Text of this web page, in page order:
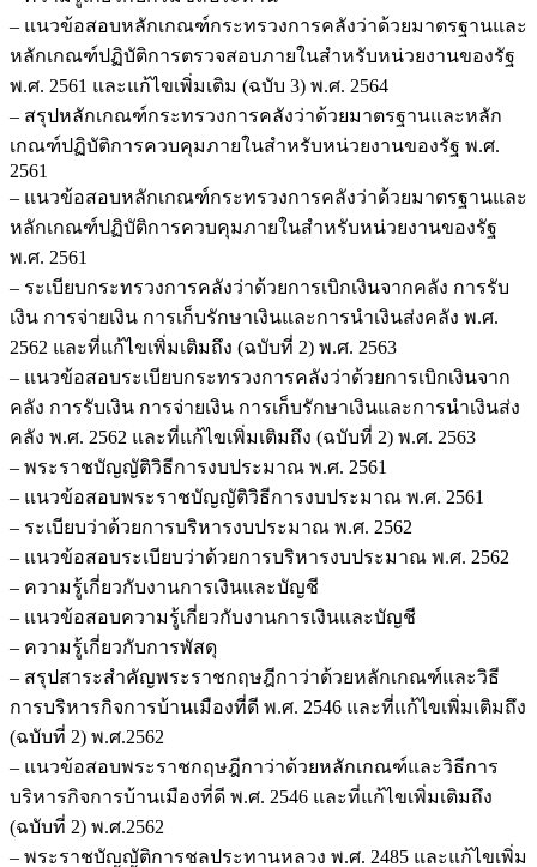
– แนวข้อสอบหลักเกณฑ์กระทรวงการคลังว่าด้วยมาตรฐานและ
หลักเกณฑ์ปฏิบัติการตรวจสอบภายในสำหรับหน่วยงานของรัฐ
พ.ศ. 2561 และแก้ไขเพิ่มเติม (ฉบับ 3) พ.ศ. 2564
– สรุปหลักเกณฑ์กระทรวงการคลังว่าด้วยมาตรฐานและหลัก
เกณฑ์ปฏิบัติการควบคุมภายในสำหรับหน่วยงานของรัฐ พ.ศ.
2561
– แนวข้อสอบหลักเกณฑ์กระทรวงการคลังว่าด้วยมาตรฐานและ
หลักเกณฑ์ปฏิบัติการควบคุมภายในสำหรับหน่วยงานของรัฐ
พ.ศ. 2561
– ระเบียบกระทรวงการคลังว่าด้วยการเบิกเงินจากคลัง การรับ
เงิน การจ่ายเงิน การเก็บรักษาเงินและการนำเงินส่งคลัง พ.ศ.
2562 และที่แก้ไขเพิ่มเติมถึง (ฉบับที่ 2) พ.ศ. 2563
– แนวข้อสอบระเบียบกระทรวงการคลังว่าด้วยการเบิกเงินจาก
คลัง การรับเงิน การจ่ายเงิน การเก็บรักษาเงินและการนำเงินส่ง
คลัง พ.ศ. 2562 และที่แก้ไขเพิ่มเติมถึง (ฉบับที่ 2) พ.ศ. 2563
– พระราชบัญญัติวิธีการงบประมาณ พ.ศ. 2561
– แนวข้อสอบพระราชบัญญัติวิธีการงบประมาณ พ.ศ. 2561
– ระเบียบว่าด้วยการบริหารงบประมาณ พ.ศ. 2562
– แนวข้อสอบระเบียบว่าด้วยการบริหารงบประมาณ พ.ศ. 2562
– ความรู้เกี่ยวกับงานการเงินและบัญชี
– แนวข้อสอบความรู้เกี่ยวกับงานการเงินและบัญชี
– ความรู้เกี่ยวกับการพัสดุ
– สรุปสาระสำคัญพระราชกฤษฎีกาว่าด้วยหลักเกณฑ์และวิธี
การบริหารกิจการบ้านเมืองที่ดี พ.ศ. 2546 และที่แก้ไขเพิ่มเติมถึง
(ฉบับที่ 2) พ.ศ.2562
– แนวข้อสอบพระราชกฤษฎีกาว่าด้วยหลักเกณฑ์และวิธีการ
บริหารกิจการบ้านเมืองที่ดี พ.ศ. 2546 และที่แก้ไขเพิ่มเติมถึง
(ฉบับที่ 2) พ.ศ.2562
– พระราชบัญญัติการชลประทานหลวง พ.ศ. 2485 และแก้ไขเพิ่ม